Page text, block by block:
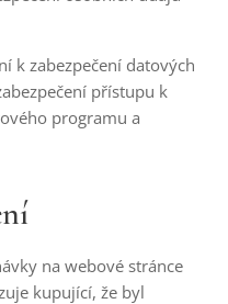
k zabezpečení datových
přístupu k
programu a
na webové stránce
kupující, že byl